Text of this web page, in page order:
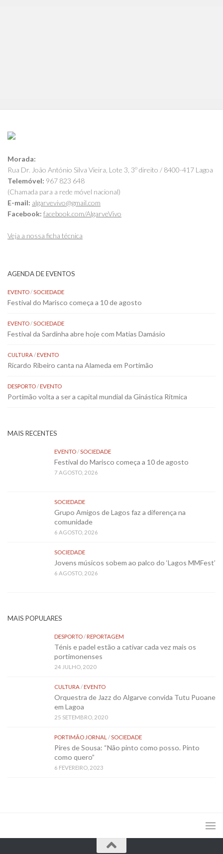
Morada:
Rua Dr. João António Silva Vieira, Lote 3, 3º direito / 8400-417 Lagoa
Telemóvel: 967 823 648
(Chamada para a rede móvel nacional)
E-mail: algarvevivo@gmail.com
Facebook: facebook.com/AlgarveVivo
Veja a nossa ficha técnica
AGENDA DE EVENTOS
EVENTO / SOCIEDADE
Festival do Marisco começa a 10 de agosto
EVENTO / SOCIEDADE
Festival da Sardinha abre hoje com Matias Damásio
CULTURA /EVENTO
Ricardo Ribeiro canta na Alameda em Portimão
DESPORTO /EVENTO
Portimão volta a ser a capital mundial da Ginástica Rítmica
MAIS RECENTES
EVENTO / SOCIEDADE
Festival do Marisco começa a 10 de agosto
7 AGOSTO, 2026
SOCIEDADE
Grupo Amigos de Lagos faz a diferença na
comunidade
6 AGOSTO, 2026
SOCIEDADE
Jovens músicos sobem ao palco do ‘Lagos MMFest’
6 AGOSTO, 2026
MAIS POPULARES
DESPORTO /REPORTAGEM
Ténis e padel estão a cativar cada vez mais os
portimonenses
24 JULHO, 2020
CULTURA /EVENTO
Orquestra de Jazz do Algarve convida Tutu Puoane
em Lagoa
25 SETEMBRO, 2020
PORTIMÃO JORNAL / SOCIEDADE
Pires de Sousa: “Não pinto como posso. Pinto
como quero”
6 FEVEREIRO, 2023